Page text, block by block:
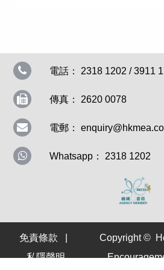
電話： 2318 1202 / 3911
傳真： 2620 0078
電郵：
Whatsapp： 2318 1202
免責條款
私隱聲明
Copyright ©